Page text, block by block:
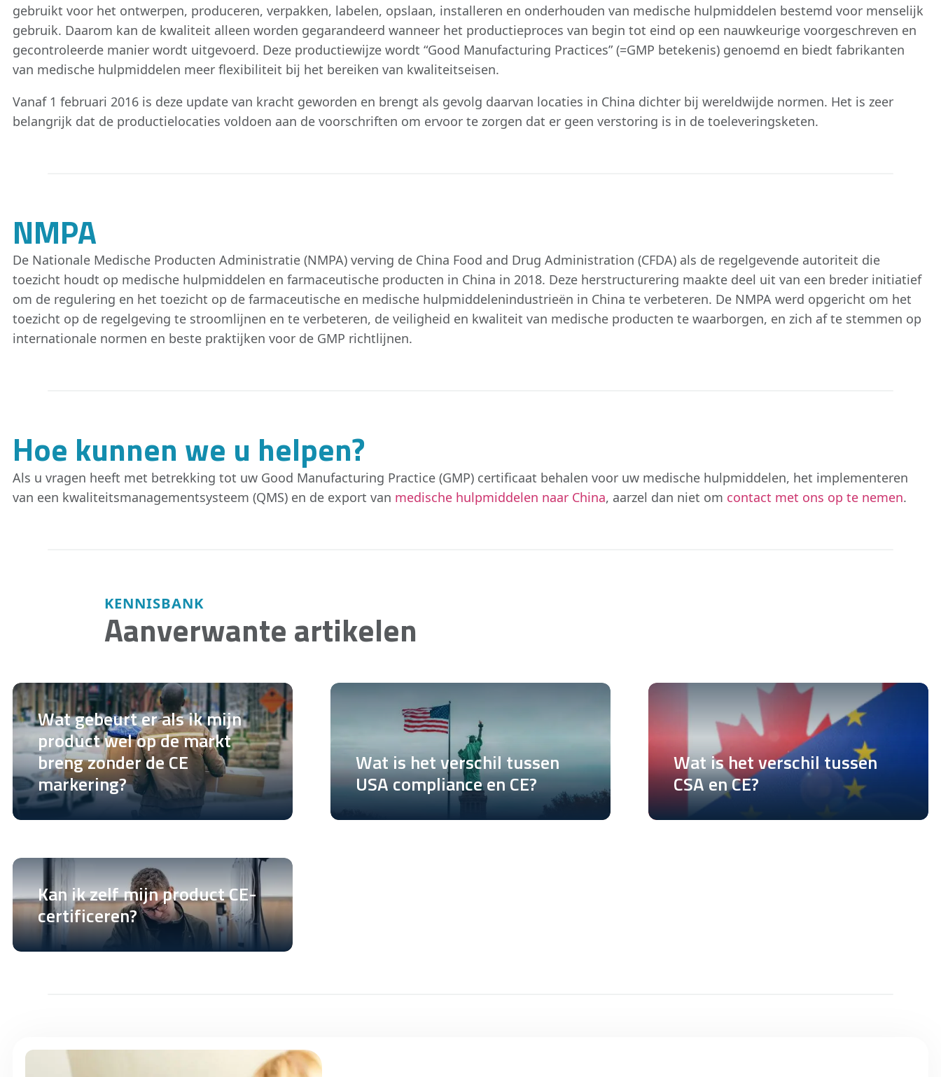
gebruikt voor het ontwerpen, produceren, verpakken, labelen, opslaan, installeren en onderhouden van medische hulpmiddelen bestemd voor menselijk
gebruik. Daarom kan de kwaliteit alleen worden gegarandeerd wanneer het productieproces van begin tot eind op een nauwkeurige voorgeschreven en
gecontroleerde manier wordt uitgevoerd. Deze productiewijze wordt “Good Manufacturing Practices” (=GMP betekenis) genoemd en biedt fabrikanten
van medische hulpmiddelen meer flexibiliteit bij het bereiken van kwaliteitseisen.
Vanaf 1 februari 2016 is deze update van kracht geworden en brengt als gevolg daarvan locaties in China dichter bij wereldwijde normen. Het is zeer
belangrijk dat de productielocaties voldoen aan de voorschriften om ervoor te zorgen dat er geen verstoring is in de toeleveringsketen.
NMPA
De Nationale Medische Producten Administratie (NMPA) verving de China Food and Drug Administration (CFDA) als de regelgevende autoriteit die
toezicht houdt op medische hulpmiddelen en farmaceutische producten in China in 2018. Deze herstructurering maakte deel uit van een breder initiatief
om de regulering en het toezicht op de farmaceutische en medische hulpmiddelenindustrieën in China te verbeteren. De NMPA werd opgericht om het
toezicht op de regelgeving te stroomlijnen en te verbeteren, de veiligheid en kwaliteit van medische producten te waarborgen, en zich af te stemmen op
internationale normen en beste praktijken voor de GMP richtlijnen.
Hoe kunnen we u helpen?
Als u vragen heeft met betrekking tot uw Good Manufacturing Practice (GMP) certificaat behalen voor uw medische hulpmiddelen, het implementeren
van een kwaliteitsmanagementsysteem (QMS) en de export van medische hulpmiddelen naar China, aarzel dan niet om contact met ons op te nemen.
KENNISBANK
Aanverwante artikelen
Wat gebeurt er als ik mijn
product wel op de markt
breng zonder de CE
markering?
Wat is het verschil tussen
USA compliance en CE?
Wat is het verschil tussen
CSA en CE?
Kan ik zelf mijn product CE-
certificeren?